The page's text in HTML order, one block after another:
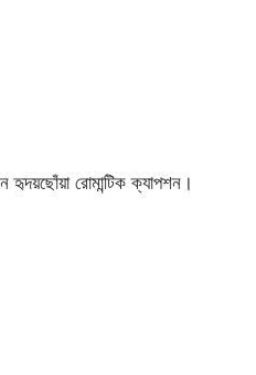
রোমান্টিক ক্যাপশন।